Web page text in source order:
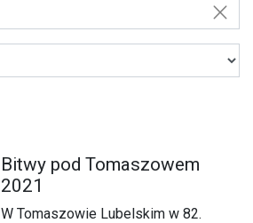
Bitwy pod Tomaszowem
2021
W Tomaszowie Lubelskim w 82.